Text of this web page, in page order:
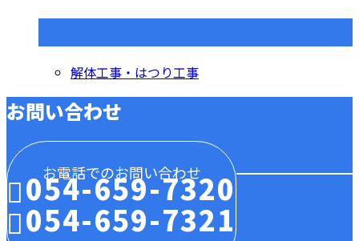
解体工事・はつり工事
お問い合わせ
お電話でのお問い合わせ
054-659-7320
054-659-7321